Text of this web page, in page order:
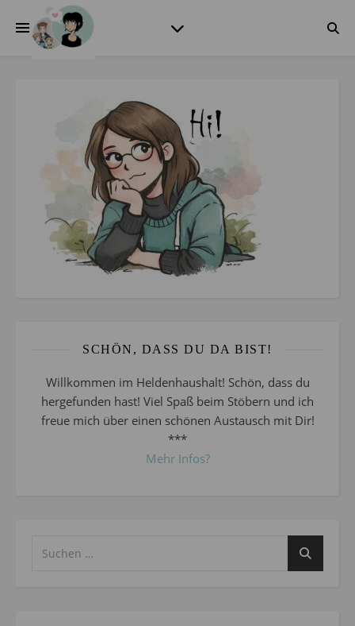
SCHÖN, DASS DU DA BIST!
Willkommen im Heldenhaushalt! Schön, dass du
hergefunden hast! Viel Spaß beim Stöbern und ich
freue mich über einen schönen Austausch mit Dir!
***
Mehr Infos?